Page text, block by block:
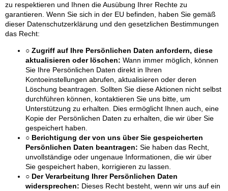
zu respektieren und Ihnen die Ausübung Ihrer Rechte zu
garantieren. Wenn Sie sich in der EU befinden, haben Sie gemäß
dieser Datenschutzerklärung und den gesetzlichen Bestimmungen
das Recht:
○ Zugriff auf Ihre Persönlichen Daten anfordern, diese
aktualisieren oder löschen: Wann immer möglich, können
Sie Ihre Persönlichen Daten direkt in Ihren
Kontoeinstellungen abrufen, aktualisieren oder deren
Löschung beantragen. Sollten Sie diese Aktionen nicht selbst
durchführen können, kontaktieren Sie uns bitte, um
Unterstützung zu erhalten. Dies ermöglicht Ihnen auch, eine
Kopie der Persönlichen Daten zu erhalten, die wir über Sie
gespeichert haben.
○ Berichtigung der von uns über Sie gespeicherten
Persönlichen Daten beantragen: Sie haben das Recht,
unvollständige oder ungenaue Informationen, die wir über
Sie gespeichert haben, korrigieren zu lassen.
○ Der Verarbeitung Ihrer Persönlichen Daten
widersprechen: Dieses Recht besteht, wenn wir uns auf ein